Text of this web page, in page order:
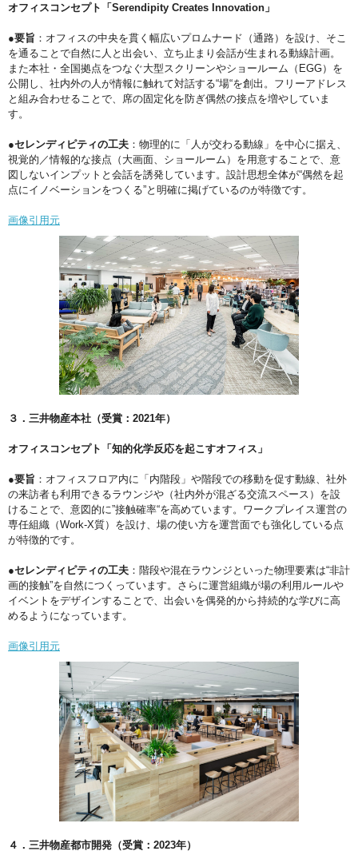
オフィスコンセプト「Serendipity Creates Innovation」
●要旨 ：オフィスの中央を貫く幅広いプロムナード（通路）を設け、そこ
を通ることで自然に人と出会い、立ち止まり会話が生まれる動線計画。
また本社・全国拠点をつなぐ大型スクリーンやショールーム（EGG）を
公開し、社内外の人が情報に触れて対話する“場“を創出。フリーアドレス
と組み合わせることで、席の固定化を防ぎ偶然の接点を増やしていま
す。
●セレンディピティの工夫 ：物理的に「人が交わる動線」を中心に据え、
視覚的／情報的な接点（大画面、ショールーム）を用意することで、意
図しないインプットと会話を誘発しています。設計思想全体が“偶然を起
点にイノベーションをつくる”と明確に掲げているのが特徴です。
画像引用元
３．三井物産本社（受賞：2021年）
オフィスコンセプト「知的化学反応を起こすオフィス」
●要旨 ：オフィスフロア内に「内階段」や階段での移動を促す動線、社外
の来訪者も利用できるラウンジや（社内外が混ざる交流スペース）を設
けることで、意図的に”接触確率“を高めています。ワークプレイス運営の
専任組織（Work-X質）を設け、場の使い方を運営面でも強化している点
が特徴的です。
●セレンディピティの工夫 ：階段や混在ラウンジといった物理要素は“非計
画的接触”を自然につくっています。さらに運営組織が場の利用ルールや
イベントをデザインすることで、出会いを偶発的から持続的な学びに高
めるようになっています。
画像引用元
４．三井物産都市開発（受賞：2023年）